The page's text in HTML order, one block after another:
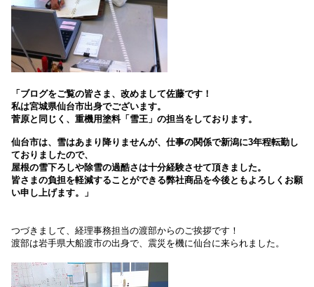
「ブログをご覧の皆さま、改めまして佐藤です！
私は宮城県仙台市出身でございます。
菅原と同じく、重機用塗料「雪王」の担当をしております。
仙台市は、雪はあまり降りませんが、仕事の関係で新潟に3年程転勤し
ておりましたので、
屋根の雪下ろしや除雪の過酷さは十分経験させて頂きました。
皆さまの負担を軽減することができる弊社商品を今後ともよろしくお願
い申し上げます。」
つづきまして、経理事務担当の渡部からのご挨拶です！
渡部は岩手県大船渡市の出身で、震災を機に仙台に来られました。